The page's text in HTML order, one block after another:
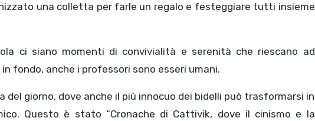
una colletta per farle un regalo e festeggiare tutti insieme
ci siano momenti di convivialità e serenità che riescano ad
fondo, anche i professori sono esseri umani.
del giorno, dove anche il più innocuo dei bidelli può trasformarsi in
Questo è stato “Cronache di Cattivik, dove il cinismo e la